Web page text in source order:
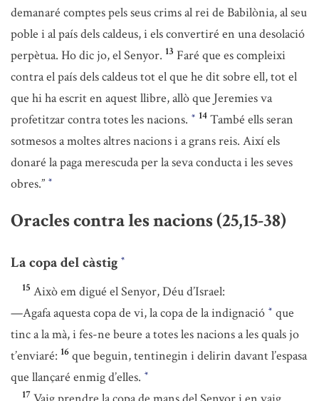
demanaré comptes pels seus crims al rei de Babilònia, al seu
poble i al país dels caldeus, i els convertiré en una desolació
perpètua. Ho dic jo, el Senyor. 13 Faré que es compleixi
contra el país dels caldeus tot el que he dit sobre ell, tot el
que hi ha escrit en aquest llibre, allò que Jeremies va
profetitzar contra totes les nacions. * 14 També ells seran
sotmesos a moltes altres nacions i a grans reis. Així els
donaré la paga merescuda per la seva conducta i les seves
obres.” *
Oracles contra les nacions (25,15-38)
La copa del càstig *
15 Això em digué el Senyor, Déu d’Israel:
—Agafa aquesta copa de vi, la copa de la indignació * que
tinc a la mà, i fes-ne beure a totes les nacions a les quals jo
t’enviaré: 16 que beguin, tentinegin i delirin davant l’espasa
que llançaré enmig d’elles. *
17